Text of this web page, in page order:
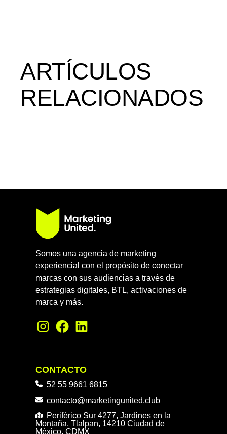
ARTÍCULOS
RELACIONADOS
Somos una agencia de marketing
experiencial con el propósito de conectar
marcas con sus audiencias a través de
estrategias digitales, BTL, activaciones de
marca y más.
CONTACTO
52 55 9661 6815
contacto@marketingunited.club
Periférico Sur 4277, Jardines en la
Montaña, Tlalpan, 14210 Ciudad de
México, CDMX